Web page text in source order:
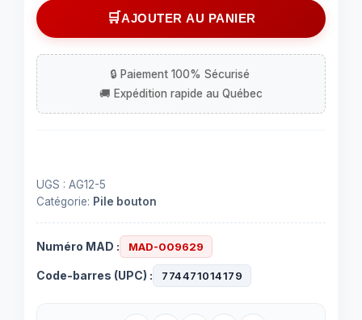
Pile
bouton
(LR43,
AG-
12)
AJOUTER AU PANIER
UGS : AG12-5
Catégorie: Pile bouton
Numéro MAD : MAD-009629
Code-barres (UPC) : 774471014179